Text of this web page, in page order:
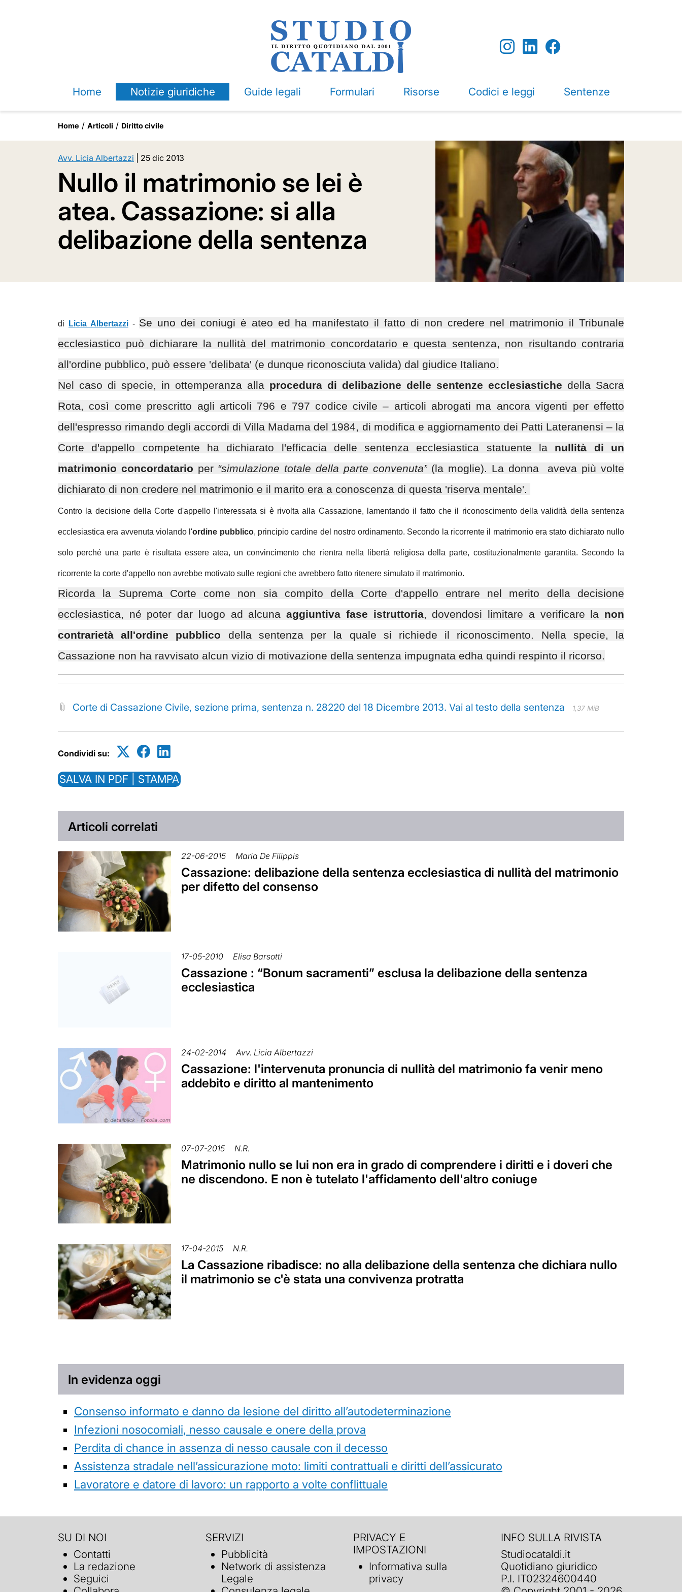
Home Notizie giuridiche Guide legali Formulari Risorse Codici e leggi Sentenze
Home Articoli Diritto civile
Avv. Licia Albertazzi 25 dic 2013
Nullo il matrimonio se lei è
atea. Cassazione: si alla
delibazione della sentenza
di Licia Albertazzi- Se uno dei coniugi è ateo ed ha manifestato il fatto di non credere nel matrimonio il Tribunale
ecclesiastico può dichiarare la nullità del matrimonio concordatario e questa sentenza, non risultando contraria
all'ordine pubblico, può essere 'delibata' (e dunque riconosciuta valida) dal giudice Italiano.
Nel caso di specie, in ottemperanza alla procedura di delibazione delle sentenze ecclesiastiche della Sacra
Rota, così come prescritto agli articoli 796 e 797 codice civile – articoli abrogati ma ancora vigenti per effetto
dell'espresso rimando degli accordi di Villa Madama del 1984, di modifica e aggiornamento dei Patti Lateranensi – la
Corte d'appello competente ha dichiarato l'efficacia delle sentenza ecclesiastica statuente la nullità di un
matrimonio concordatario per “simulazione totale della parte convenuta”(la moglie). La donna aveva più volte
dichiarato di non credere nel matrimonio e il marito era a conoscenza di questa 'riserva mentale'.
Contro la decisione della Corte d'appello l'interessata si è rivolta alla Cassazione, lamentando il fatto che il riconoscimento della validità della sentenza
ecclesiastica era avvenuta violando l'ordine pubblico, principio cardine del nostro ordinamento. Secondo la ricorrente il matrimonio era stato dichiarato nullo
solo perché una parte è risultata essere atea, un convincimento che rientra nella libertà religiosa della parte, costituzionalmente garantita. Secondo la
ricorrente la corte d'appello non avrebbe motivato sulle regioni che avrebbero fatto ritenere simulato il matrimonio.
Ricorda la Suprema Corte come non sia compito della Corte d'appello entrare nel merito della decisione
ecclesiastica, né poter dar luogo ad alcunaaggiuntiva fase istruttoria, dovendosi limitare a verificare la non
contrarietà all'ordine pubblico della sentenza per la quale si richiede il riconoscimento. Nella specie, la
Cassazione non ha ravvisato alcun vizio di motivazione della sentenza impugnata edha quindi respinto il ricorso.
Corte di Cassazione Civile, sezione prima, sentenza n. 28220 del 18 Dicembre 2013. Vai al testo della sentenza 1,37 MiB
Condividi su:
SALVA IN PDF | STAMPA
Articoli correlati
22-06-2015 Maria De Filippis
Cassazione: delibazione della sentenza ecclesiastica di nullità del matrimonio
per difetto del consenso
17-05-2010 Elisa Barsotti
Cassazione : “Bonum sacramenti” esclusa la delibazione della sentenza
ecclesiastica
24-02-2014 Avv. Licia Albertazzi
Cassazione: l'intervenuta pronuncia di nullità del matrimonio fa venir meno
addebito e diritto al mantenimento
07-07-2015 N.R.
Matrimonio nullo se lui non era in grado di comprendere i diritti e i doveri che
ne discendono. E non è tutelato l'affidamento dell'altro coniuge
17-04-2015 N.R.
La Cassazione ribadisce: no alla delibazione della sentenza che dichiara nullo
il matrimonio se c'è stata una convivenza protratta
In evidenza oggi
Consenso informato e danno da lesione del diritto all’autodeterminazione
Infezioni nosocomiali, nesso causale e onere della prova
Perdita di chance in assenza di nesso causale con il decesso
Assistenza stradale nell’assicurazione moto: limiti contrattuali e diritti dell’assicurato
Lavoratore e datore di lavoro: un rapporto a volte conflittuale
SU DI NOI
Contatti
La redazione
Seguici
SERVIZI
Pubblicità
Network di assistenza
Legale
PRIVACY E
IMPOSTAZIONI
Informativa sulla
privacy
INFO SULLA RIVISTA
Studiocataldi.it
Quotidiano giuridico
P.I. IT02324600440